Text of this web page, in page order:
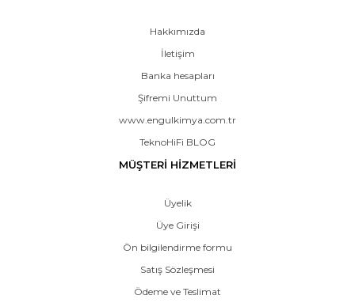
Hakkımızda
İletişim
Banka hesapları
Şifremi Unuttum
www.engulkimya.com.tr
TeknoHiFi BLOG
MÜŞTERİ HİZMETLERİ
Üyelik
Üye Girişi
Ön bilgilendirme formu
Satış Sözleşmesi
Ödeme ve Teslimat